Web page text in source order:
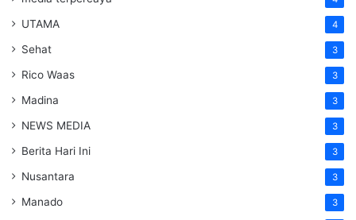
UTAMA 4
Sehat 3
Rico Waas 3
Madina 3
NEWS MEDIA 3
Berita Hari Ini 3
Nusantara 3
Manado 3